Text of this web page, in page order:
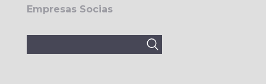
Empresas Socias